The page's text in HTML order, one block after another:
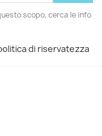
scopo, cerca le info
di riservatezza